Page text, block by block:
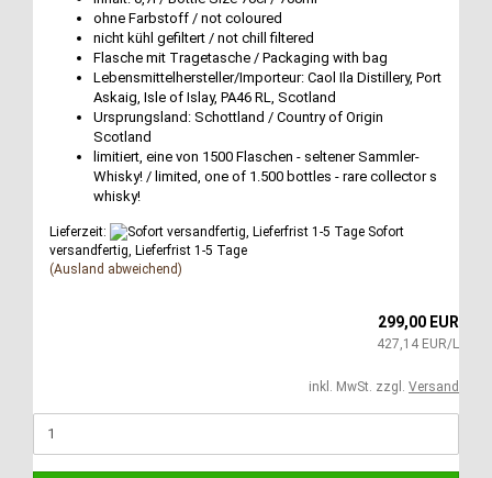
ohne Farbstoff / not coloured
nicht kühl gefiltert / not chill filtered
Flasche mit Tragetasche / Packaging with bag
Lebensmittelhersteller/Importeur: Caol Ila Distillery, Port
Askaig, Isle of Islay, PA46 RL, Scotland
Ursprungsland: Schottland / Country of Origin
Scotland
limitiert, eine von 1500 Flaschen - seltener Sammler-
Whisky! / limited, one of 1.500 bottles - rare collector s
whisky!
Lieferzeit:
Sofort
versandfertig, Lieferfrist 1-5 Tage
(Ausland abweichend)
299,00 EUR
427,14 EUR/L
inkl. MwSt. zzgl. Versand